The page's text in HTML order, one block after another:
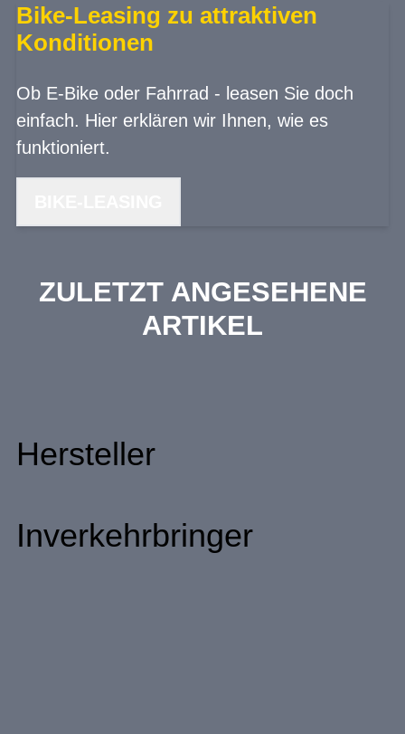
Bike-Leasing zu attraktiven
Konditionen
Ob E-Bike oder Fahrrad - leasen Sie doch
einfach. Hier erklären wir Ihnen, wie es
funktioniert.
ZULETZT ANGESEHENE
ARTIKEL
Hersteller
Inverkehrbringer